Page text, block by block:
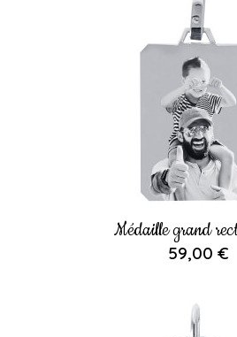
Médaille grand
59,00 €